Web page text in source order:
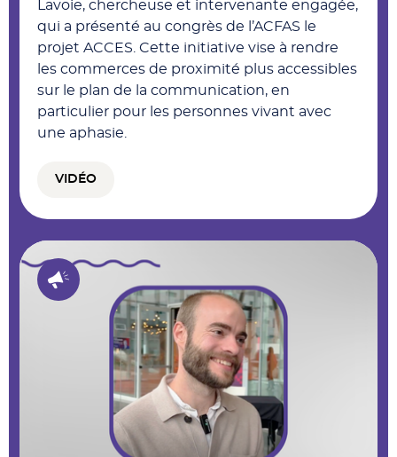
Lavoie, chercheuse et intervenante engagée,
qui a présenté au congrès de l’ACFAS le
projet ACCES. Cette initiative vise à rendre
les commerces de proximité plus accessibles
sur le plan de la communication, en
particulier pour les personnes vivant avec
une aphasie.
VIDÉO